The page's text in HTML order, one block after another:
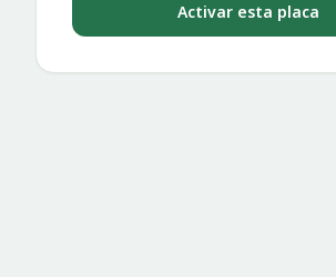
Activar esta placa